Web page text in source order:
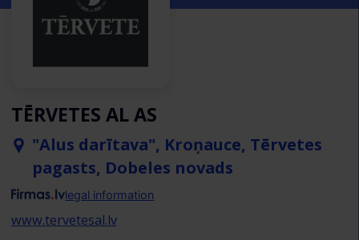
TĒRVETES AL AS
"Alus darītava", Kroņauce, Tērvetes
pagasts, Dobeles novads
legal information
www.tervetesal.lv